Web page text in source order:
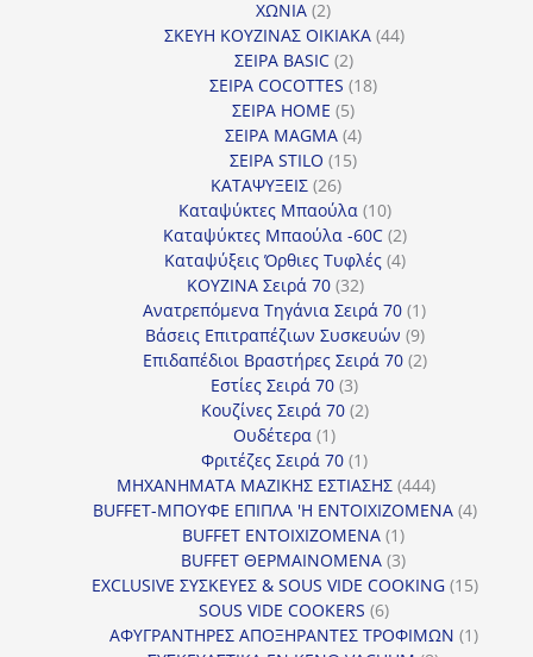
ΧΩΝΙΑ 22
προϊόντα
ΣΚΕΥΗ ΚΟΥΖΙΝΑΣ ΟΙΚΙΑΚΑ 4444
ΣΕΙΡΑ BASIC 22
προϊόντα
ΣΕΙΡΑ COCOTTES 1818
ΣΕΙΡΑ HOME 55
προϊόντα
ΣΕΙΡΑ MAGMA 44
προϊόντα
ΣΕΙΡΑ STILO 1515
ΚΑΤΑΨΥΞΕΙΣ 2626
προϊόντα
Καταψύκτες Μπαούλα 1010
προϊόντα
Καταψύκτες Μπαούλα -60C 22
προϊόντα
Καταψύξεις Όρθιες Τυφλές 44
ΚΟΥΖΙΝΑ Σειρά 70 3232
προϊόντα
Ανατρεπόμενα Τηγάνια Σειρά 70 11
προϊόν
Βάσεις Επιτραπέζιων Συσκευών 99
προϊόντα
Επιδαπέδιοι Βραστήρες Σειρά 70 22
Εστίες Σειρά 70 33
προϊόντα
Κουζίνες Σειρά 70 22
Ουδέτερα 11
προϊόν
Φριτέζες Σειρά 70 11
προϊόν
ΜΗΧΑΝΗΜΑΤΑ ΜΑΖΙΚΗΣ ΕΣΤΙΑΣΗΣ 444444
προϊόντα
BUFFET-ΜΠΟΥΦΕ ΕΠΙΠΛΑ 'Η ΕΝΤΟΙΧΙΖΟΜΕΝΑ 44
BUFFET ΕΝΤΟΙΧΙΖΟΜΕΝΑ 11
προϊόν
BUFFET ΘΕΡΜΑΙΝΟΜΕΝΑ 33
προϊόντα
EXCLUSIVE ΣΥΣΚΕΥΕΣ & SOUS VIDE COOKING 1515
SOUS VIDE COOKERS 66
προϊόντα
ΑΦΥΓΡΑΝΤΗΡΕΣ ΑΠΟΞΗΡΑΝΤΕΣ ΤΡΟΦΙΜΩΝ 11